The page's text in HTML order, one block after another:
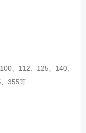
、112、125、140、
355等